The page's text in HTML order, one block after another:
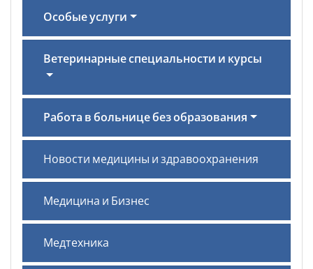
Особые услуги
Ветеринарные специальности и курсы
Работа в больнице без образования
Новости медицины и здравоохранения
Медицина и Бизнес
Медтехника